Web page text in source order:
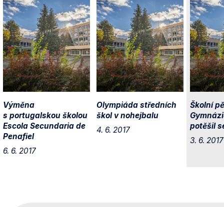
Výměna
s portugalskou školou
Escola Secundaria de
Penafiel
6. 6. 2017
Olympiáda středních
škol v nohejbalu
4. 6. 2017
Školní
potěšil
3. 6. 2017